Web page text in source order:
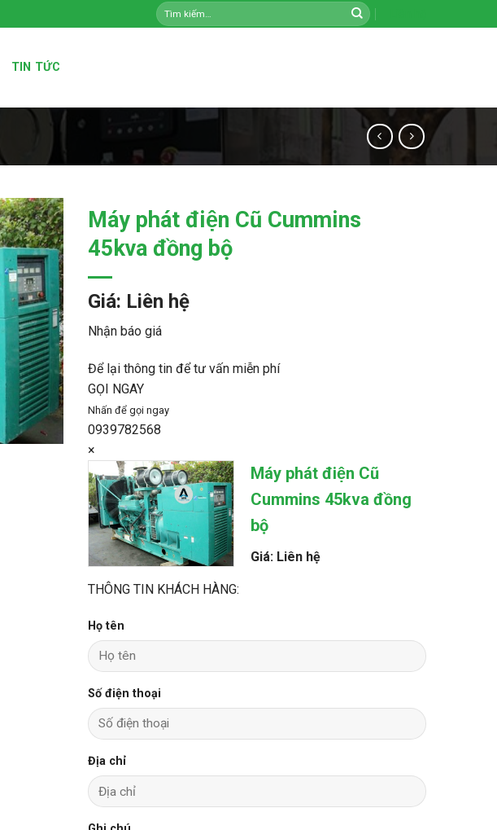
Tìm
kiếm:
TIN TỨC
Máy phát điện Cũ Cummins
45kva đồng bộ
Giá: Liên hệ
Nhận báo giá
Để lại thông tin để tư vấn miễn phí
GỌI NGAY
Nhấn để gọi ngay
0939782568
×
Máy phát điện Cũ
Cummins 45kva đồng
bộ
Giá: Liên hệ
THÔNG TIN KHÁCH HÀNG:
Họ tên
Số điện thoại
Địa chỉ